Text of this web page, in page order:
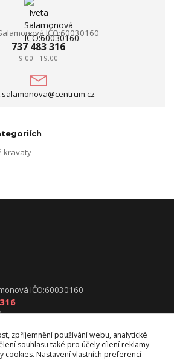
IČO:60030160
737 483 316
9.00 - 19.00
kravaty
IČO:60030160
zpříjemnění používání webu, analytické
souhlasu také pro účely cílení reklamy
cookies. Nastavení vlastních preferencí